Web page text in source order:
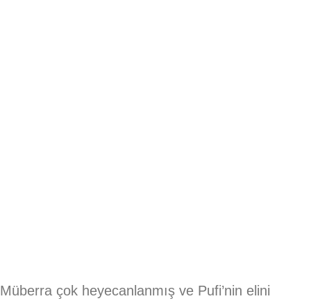
Müberra çok heyecanlanmış ve Pufi’nin elini